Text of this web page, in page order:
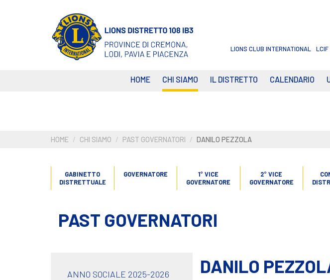
LIONS CLUB INTERNATIONAL LCIF
HOME CHI SIAMO IL DISTRETTO CALENDARIO
HOME CHI SIAMO PAST GOVERNATORI DANILO PEZZOLA
GABINETTO
DISTRETTUALE
GOVERNATORE
1° VICE
GOVERNATORE
2° VICE
GOVERNATORE
PAST GOVERNATORI
ANNO SOCIALE 2025-2026 DANILO